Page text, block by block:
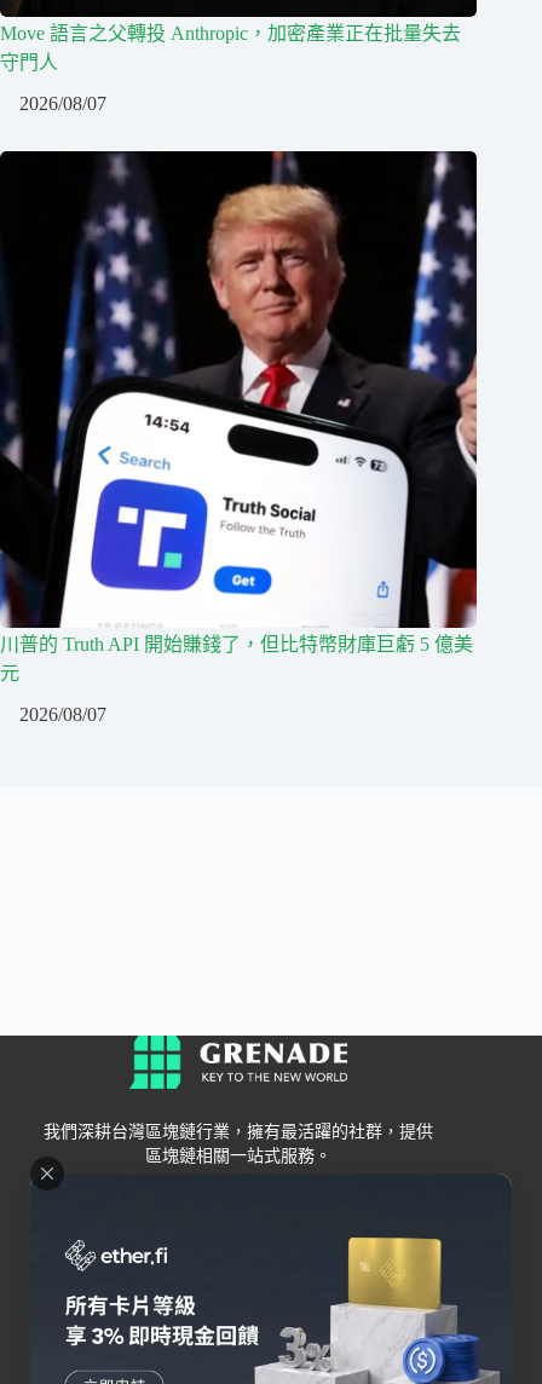
Move 語言之父轉投 Anthropic，加密產業正在批量失去
守門人
2026/08/07
川普的 Truth API 開始賺錢了，但比特幣財庫巨虧 5 億美
元
2026/08/07
我們深耕台灣區塊鏈行業，擁有最活躍的社群，提供
區塊鏈相關一站式服務。
Grenade
關於我們
聯絡我們
錢包
交易所
Bybit
OKX
HOYA BIT